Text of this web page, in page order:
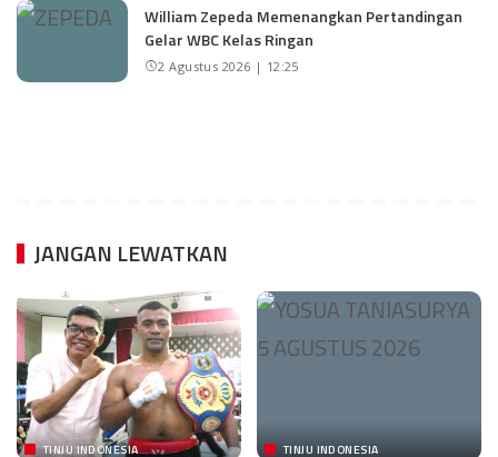
William Zepeda Memenangkan Pertandingan
Gelar WBC Kelas Ringan
2 Agustus 2026 | 12:25
JANGAN LEWATKAN
TINJU INDONESIA TINJU INDONESIA